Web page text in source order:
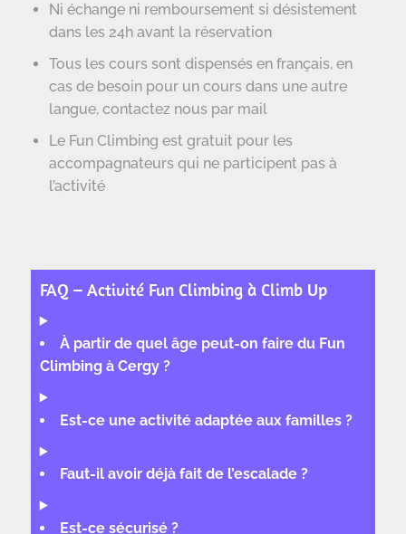
Ni échange ni remboursement si désistement
dans les 24h avant la réservation
Tous les cours sont dispensés en français, en
cas de besoin pour un cours dans une autre
langue, contactez nous par mail
Le Fun Climbing est gratuit pour les
accompagnateurs qui ne participent pas à
l’activité
FAQ – Activité Fun Climbing à Climb Up
À partir de quel âge peut-on faire du Fun
Climbing à Cergy ?
Est-ce une activité adaptée aux familles ?
Faut-il avoir déjà fait de l’escalade ?
Est-ce sécurisé ?